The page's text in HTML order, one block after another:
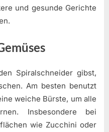
und gesunde Gerichte
Spiralschneider gibst,
Am besten benutzt
weiche Bürste, um alle
Insbesondere bei
wie Zucchini oder